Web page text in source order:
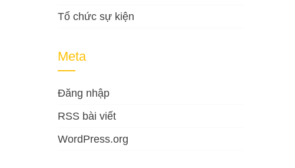
Tổ chức sự kiện
Meta
Đăng nhập
RSS bài viết
WordPress.org